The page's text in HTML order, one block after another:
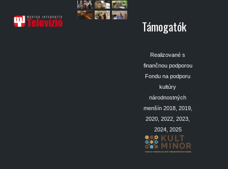
Támogatók
Realizované s
finančnou podporou
Fondu na podporu
kultúry
národnostných
menšín 2018, 2019,
2020, 2022, 2023,
2024, 2025